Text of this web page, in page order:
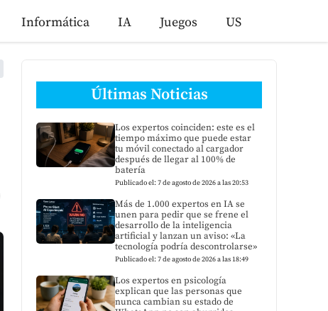
Informática IA Juegos US
Últimas Noticias
Los expertos coinciden: este es el
tiempo máximo que puede estar
tu móvil conectado al cargador
después de llegar al 100% de
batería
Publicado el: 7 de agosto de 2026 a las 20:53
Más de 1.000 expertos en IA se
unen para pedir que se frene el
desarrollo de la inteligencia
artificial y lanzan un aviso: «La
tecnología podría descontrolarse»
Publicado el: 7 de agosto de 2026 a las 18:49
Los expertos en psicología
explican que las personas que
nunca cambian su estado de